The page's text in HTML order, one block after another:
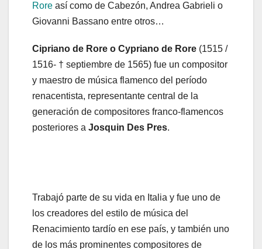
Rore así como de Cabezón, Andrea Gabrieli o
Giovanni Bassano entre otros…
Cipriano de Rore o Cypriano de Rore (1515 /
1516- † septiembre de 1565) fue un compositor
y maestro de música flamenco del período
renacentista, representante central de la
generación de compositores franco-flamencos
posteriores a Josquin Des Pres.
Trabajó parte de su vida en Italia y fue uno de
los creadores del estilo de música del
Renacimiento tardío en ese país, y también uno
de los más prominentes compositores de